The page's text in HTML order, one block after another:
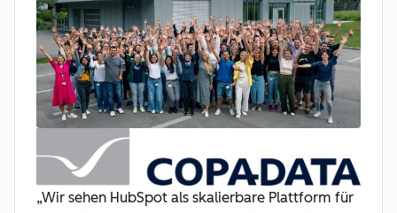
„Wir sehen HubSpot als skalierbare Plattform für